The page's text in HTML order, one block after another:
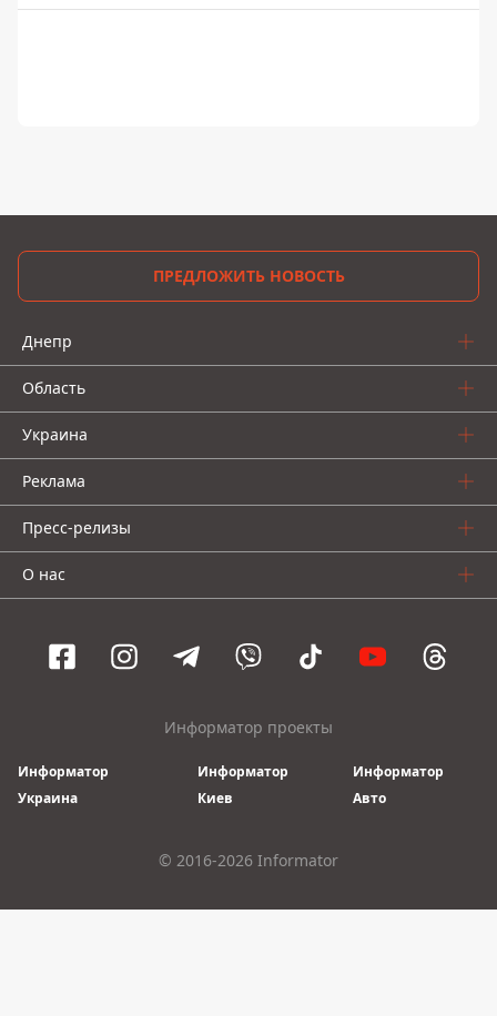
ПРЕДЛОЖИТЬ НОВОСТЬ
Днепр
Область
Украина
Реклама
Пресс-релизы
О нас
Информатор проекты
Информатор
Украина
Информатор
Киев
Информатор
Авто
© 2016-2026 Informator